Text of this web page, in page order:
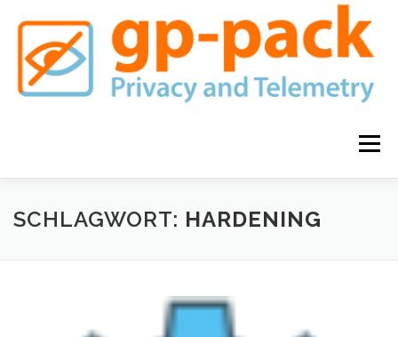
Inhalt
springen
Menü
GP-PACK FAMILIE KAUFEN
SCHLAGWORT: HARDENING